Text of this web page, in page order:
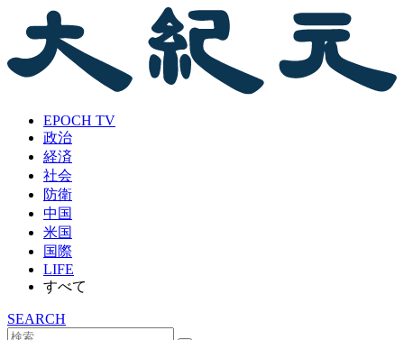
EPOCH TV
政治
経済
社会
防衛
中国
米国
国際
LIFE
すべて
SEARCH